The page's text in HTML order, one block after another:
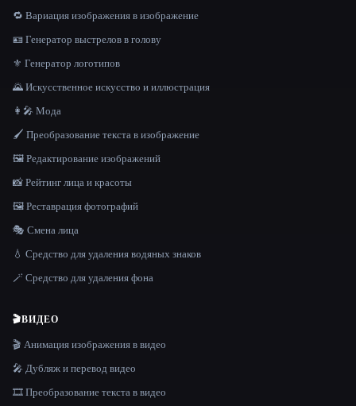
🔁 Вариация изображения в изображение
🪪 Генератор выстрелов в голову
⚜️ Генератор логотипов
🌄 Искусственное искусство и иллюстрация
👩‍🎤 Мода
🖌️ Преобразование текста в изображение
🖼️ Редактирование изображений
📸 Рейтинг лица и красоты
🖼️ Реставрация фотографий
🎭 Смена лица
💧 Средство для удаления водяных знаков
🪄 Средство для удаления фона
🎬ВИДЕО
🎬 Анимация изображения в видео
🎤 Дубляж и перевод видео
🎞️ Преобразование текста в видео